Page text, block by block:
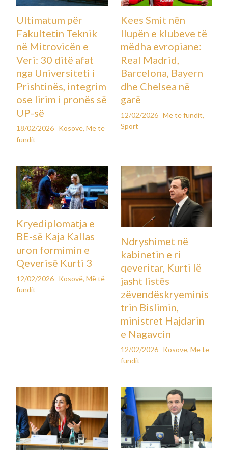
Ultimatum për
Fakultetin Teknik
në Mitrovicën e
Veri: 30 ditë afat
nga Universiteti i
Prishtinës, integrim
ose lirim i pronës së
UP-së
18/02/2026 Kosovë,Më të
fundit
Kees Smit nën
llupën e klubeve të
mëdha evropiane:
Real Madrid,
Barcelona, Bayern
dhe Chelsea në
garë
12/02/2026 Më të fundit,
Sport
Kryediplomatja e
BE-së Kaja Kallas
uron formimin e
Qeverisë Kurti 3
12/02/2026 Kosovë,Më të
fundit
Ndryshimet në
kabinetin e ri
qeveritar, Kurti lë
jasht listës
zëvendëskryeminis
trin Bislimin,
ministret Hajdarin
e Nagavcin
12/02/2026 Kosovë, Më të
fundit